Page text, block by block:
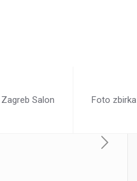
Zagreb Salon Foto zbirka